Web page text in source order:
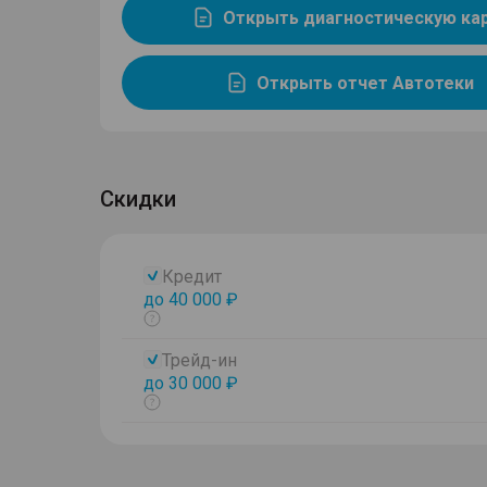
Открыть диагностическую
Открыть отчет Автотеки
Скидки
Кредит
до 40 000 ₽
Показать
Трейд-ин
до 30 000 ₽
Показать